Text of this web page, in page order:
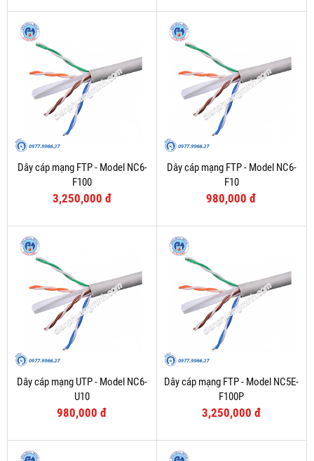
Dây cáp mạng FTP - Model NC6-
F100
3,250,000 đ
Dây cáp mạng FTP - Model NC6-
F10
980,000 đ
Dây cáp mạng UTP - Model NC6-
U10
980,000 đ
Dây cáp mạng FTP - Model NC5E-
F100P
3,250,000 đ